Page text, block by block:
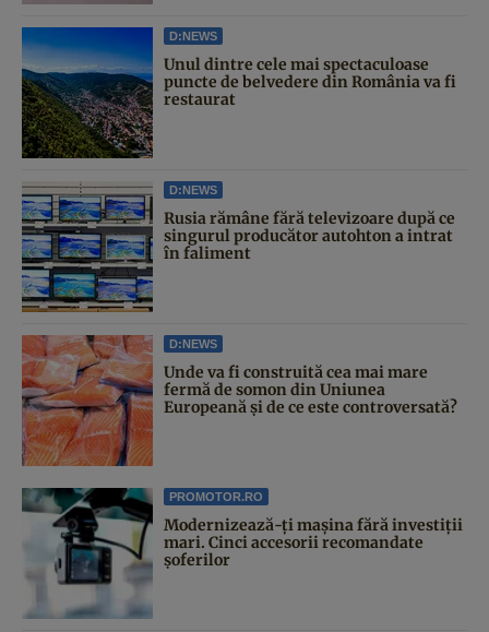
D:NEWS
Unul dintre cele mai spectaculoase
puncte de belvedere din România va fi
restaurat
D:NEWS
Rusia rămâne fără televizoare după ce
singurul producător autohton a intrat
în faliment
D:NEWS
Unde va fi construită cea mai mare
fermă de somon din Uniunea
Europeană și de ce este controversată?
PROMOTOR.RO
Modernizează-ți mașina fără investiții
mari. Cinci accesorii recomandate
șoferilor